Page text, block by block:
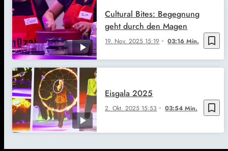
bookmark_border
19. Nov. 2025 15:19 03:16 Min.
Cultural Bites: Begegnung
geht durch den Magen
bookmark_border
2. Okt. 2025 15:53 03:54 Min.
Eisgala 2025